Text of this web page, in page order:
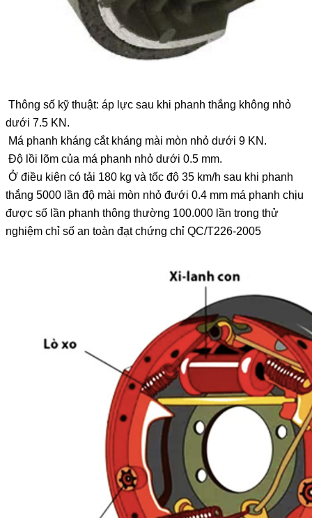
Thông số kỹ thuật: áp lực sau khi phanh thắng không nhỏ
dưới 7.5 KN.
Má phanh kháng cắt kháng mài mòn nhỏ dưới 9 KN.
Độ lồi lõm của má phanh nhỏ dưới 0.5 mm.
Ở điều kiện có tải 180 kg và tốc độ 35 km/h sau khi phanh
thắng 5000 lần độ mài mòn nhỏ đưới 0.4 mm má phanh chịu
được số lần phanh thông thường 100.000 lần trong thử
nghiệm chỉ số an toàn đạt chứng chỉ QC/T226-2005